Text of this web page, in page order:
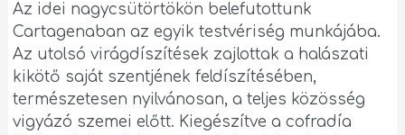
Az idei nagycsütörtökön belefutottunk
Cartagenaban az egyik testvériség munkájába.
Az utolsó virágdíszítések zajlottak a halászati
kikötő saját szentjének feldíszítésében,
természetesen nyilvánosan, a teljes közösség
vigyázó szemei előtt. Kiegészítve a cofradía